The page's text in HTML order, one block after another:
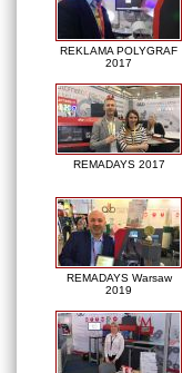
REKLAMA POLYGRAF
2017
REMADAYS 2017
REMADAYS Warsaw
2019